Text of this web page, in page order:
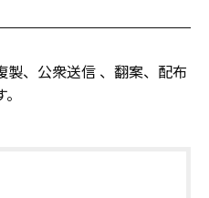
、公衆送信 、翻案、配布